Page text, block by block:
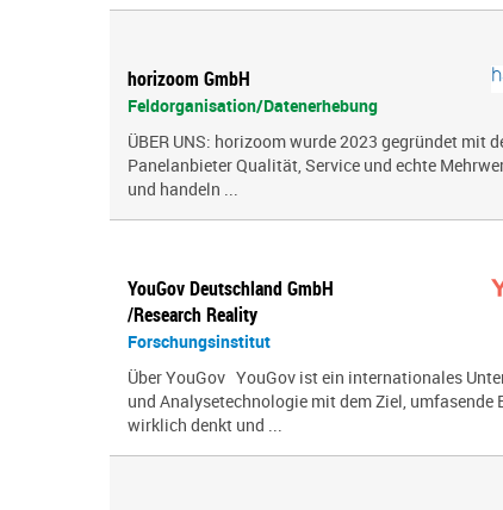
horizoom GmbH
Feldorganisation/Datenerhebung
ÜBER UNS: horizoom wurde 2023 gegründet mit
Panelanbieter Qualität, Service und echte
und handeln ...
YouGov Deutschland GmbH
/Research Reality
Forschungsinstitut
Über YouGov YouGov ist ein internationales
und Analysetechnologie mit dem Ziel, umfasende
wirklich denkt und ...